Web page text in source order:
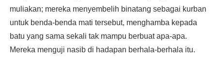
muliakan; mereka menyembelih binatang sebagai kurban
untuk benda-benda mati tersebut, menghamba kepada
batu yang sama sekali tak mampu berbuat apa-apa.
Mereka menguji nasib di hadapan berhala-berhala itu.